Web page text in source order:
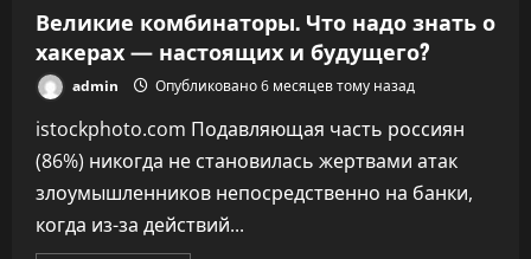
Великие комбинаторы. Что надо знать о
хакерах — настоящих и будущего?
admin Опубликовано 6 месяцев тому назад
istockphoto.com Подавляющая часть россиян
(86%) никогда не становилась жертвами атак
злоумышленников непосредственно на банки,
когда из-за действий...